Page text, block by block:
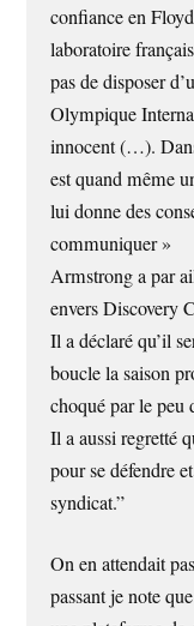
confiance en
laboratoire
pas de disposer
Olympique
innocent (…).
est quand même
lui donne des
communiquer »
Armstrong a par
envers Discovery
Il a déclaré qu’il
boucle la saison
choqué par le peu
Il a aussi regretté
pour se défendre
syndicat.”
On en attendait
passant je note